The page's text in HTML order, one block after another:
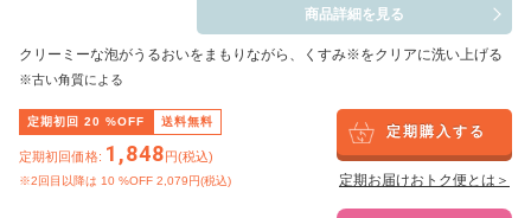
商品詳細を見る
クリーミーな泡がうるおいをまもりながら、くすみ※をクリアに洗い上げる
※古い角質による
定期初回 20 %OFF 送料無料
定期初回価格: 1,848円(税込)
※2回目以降は 10 %OFF 2,079円(税込)
定期購入する
定期お届けおトク便とは＞